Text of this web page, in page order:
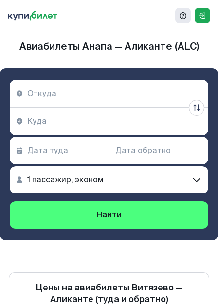
Авиабилеты Анапа — Аликанте (ALC)
Найти
Цены на авиабилеты Витязево —
Аликанте (туда и обратно)